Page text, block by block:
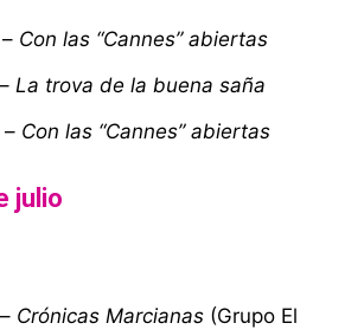
Con las “Cannes” abiertas
La trova de la buena saña
Con las “Cannes” abiertas
julio
Crónicas Marcianas (Grupo El